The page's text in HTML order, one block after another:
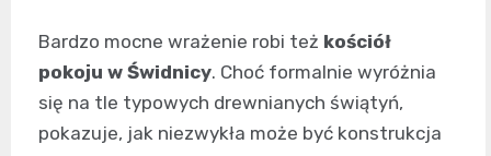
Bardzo mocne wrażenie robi też kościół
pokoju w Świdnicy. Choć formalnie wyróżnia
się na tle typowych drewnianych świątyń,
pokazuje, jak niezwykła może być konstrukcja